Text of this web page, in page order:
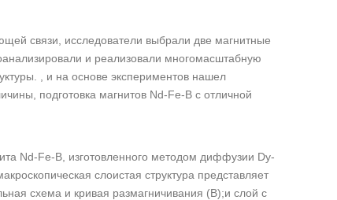
связи, исследователи выбрали две магнитные
и реализовали многомасштабную
, и на основе экспериментов нашел
подготовка магнитов Nd-Fe-B с отличной
Nd-Fe-B, изготовленного методом диффузии Dy-
слоистая структура представляет
схема и кривая размагничивания (В);и слой с